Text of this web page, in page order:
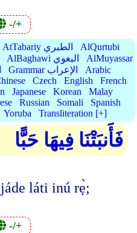
-/+
AtTabariy الطبري
AlQurtubi
AlBaghawi البغوي
AlMuyassar
Grammar الإعراب
Arabic
Czech English
French
Japanese Korean
Malay
Russian Somali
Spanish
Yoruba Transliteration [+]
فَأَنبَتْنَا فِيهَا حَبًّا
láti inú rẹ̀;
-/+